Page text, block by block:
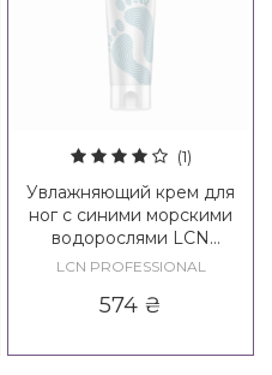
(1)
Увлажняющий крем для
ног с синими морскими
водорослями LCN
Moisturizing Foot Cream
LCN PROFESSIONAL
574 ₴